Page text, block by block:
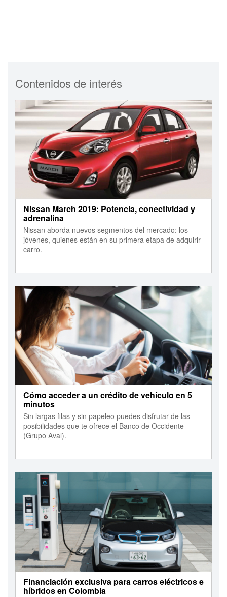
Contenidos de interés
Nissan March 2019: Potencia, conectividad y
adrenalina
Nissan aborda nuevos segmentos del mercado: los
jóvenes, quienes están en su primera etapa de adquirir
carro.
Cómo acceder a un crédito de vehículo en 5
minutos
Sin largas filas y sin papeleo puedes disfrutar de las
posibilidades que te ofrece el Banco de Occidente
(Grupo Aval).
Financiación exclusiva para carros eléctricos e
híbridos en Colombia